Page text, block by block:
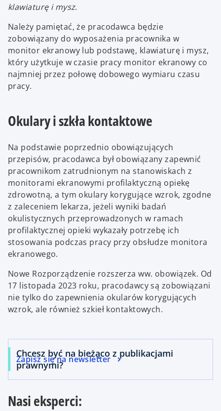
klawiaturę i mysz.
Należy pamiętać, że pracodawca będzie
zobowiązany do wyposażenia pracownika w
monitor ekranowy lub podstawę, klawiaturę i mysz,
który użytkuje w czasie pracy monitor ekranowy co
najmniej przez połowę dobowego wymiaru czasu
pracy.
Okulary i szkła kontaktowe
Na podstawie poprzednio obowiązujących
przepisów, pracodawca był obowiązany zapewnić
pracownikom zatrudnionym na stanowiskach z
monitorami ekranowymi profilaktyczną opiekę
zdrowotną, a tym okulary korygujące wzrok, zgodne
z zaleceniem lekarza, jeżeli wyniki badań
okulistycznych przeprowadzonych w ramach
profilaktycznej opieki wykazały potrzebę ich
stosowania podczas pracy przy obsłudze monitora
ekranowego.
Nowe Rozporządzenie rozszerza ww. obowiązek. Od
17 listopada 2023 roku, pracodawcy są zobowiązani
nie tylko do zapewnienia okularów korygujących
wzrok, ale również szkieł kontaktowych.
Chcesz być na bieżąco z publikacjami
prawnymi?
Zapisz się na newsletter
Nasi eksperci: